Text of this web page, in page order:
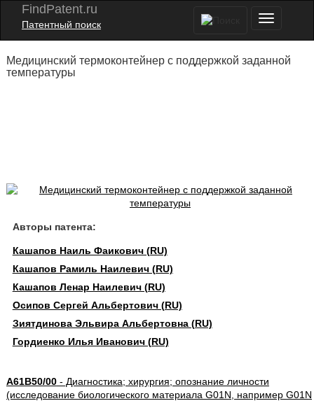
FindPatent.ru
Патентный поиск
Медицинский термоконтейнер с поддержкой заданной
температуры
Авторы патента:
Кашапов Наиль Фаикович (RU)
Кашапов Рамиль Наилевич (RU)
Кашапов Ленар Наилевич (RU)
Осипов Сергей Альбертович (RU)
Зиятдинова Эльвира Альбертовна (RU)
Гордиенко Илья Иванович (RU)
A61B50/00- Диагностика; хирургия; опознание личности
(исследование биологического материала G01N, например G01N